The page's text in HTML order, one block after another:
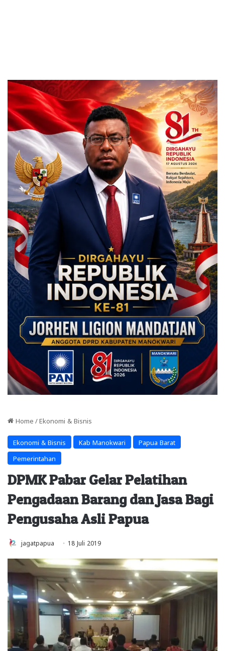
Home / Ekonomi & Bisnis
Ekonomi & Bisnis Kab Manokwari Papua Barat
Pemerintahan
DPMK Pabar Gelar Pelatihan
Pengadaan Barang dan Jasa Bagi
Pengusaha Asli Papua
jagatpapua 18 Juli 2019